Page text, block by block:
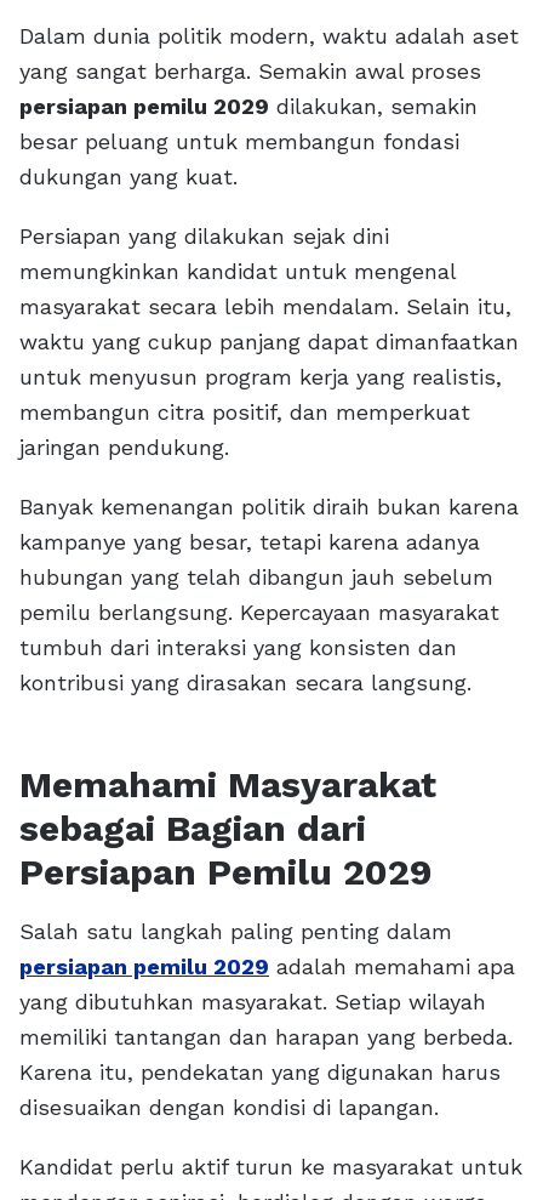
Dalam dunia politik modern, waktu adalah aset
yang sangat berharga. Semakin awal proses
persiapan pemilu 2029 dilakukan, semakin
besar peluang untuk membangun fondasi
dukungan yang kuat.
Persiapan yang dilakukan sejak dini
memungkinkan kandidat untuk mengenal
masyarakat secara lebih mendalam. Selain itu,
waktu yang cukup panjang dapat dimanfaatkan
untuk menyusun program kerja yang realistis,
membangun citra positif, dan memperkuat
jaringan pendukung.
Banyak kemenangan politik diraih bukan karena
kampanye yang besar, tetapi karena adanya
hubungan yang telah dibangun jauh sebelum
pemilu berlangsung. Kepercayaan masyarakat
tumbuh dari interaksi yang konsisten dan
kontribusi yang dirasakan secara langsung.
Memahami Masyarakat
sebagai Bagian dari
Persiapan Pemilu 2029
Salah satu langkah paling penting dalam
persiapan pemilu 2029 adalah memahami apa
yang dibutuhkan masyarakat. Setiap wilayah
memiliki tantangan dan harapan yang berbeda.
Karena itu, pendekatan yang digunakan harus
disesuaikan dengan kondisi di lapangan.
Kandidat perlu aktif turun ke masyarakat untuk